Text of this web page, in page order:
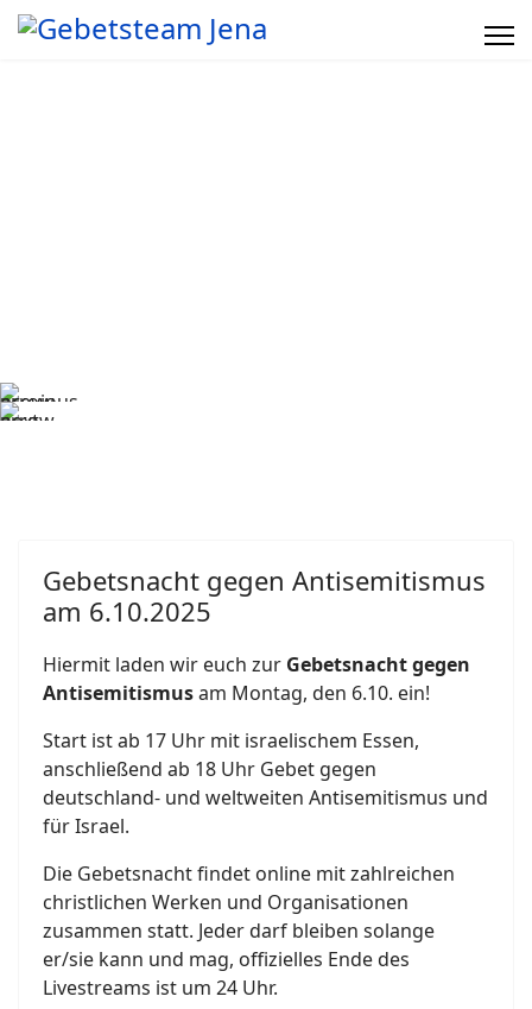
Gebetsnacht gegen Antisemitismus
am 6.10.2025
Hiermit laden wir euch zur Gebetsnacht gegen
Antisemitismusam Montag, den 6.10. ein!
Start ist ab 17 Uhr mit israelischem Essen,
anschließend ab 18 Uhr Gebet gegen
deutschland- und weltweiten Antisemitismus und
für Israel.
Die Gebetsnacht findet online mit zahlreichen
christlichen Werken und Organisationen
zusammen statt. Jeder darf bleiben solange
er/sie kann und mag, offizielles Ende des
Livestreams ist um 24 Uhr.